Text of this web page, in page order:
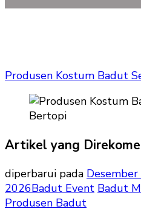
Produsen Kostum Badut
Artikel yang
diperbarui pada
2026Badut Event Badut
Produsen Badut